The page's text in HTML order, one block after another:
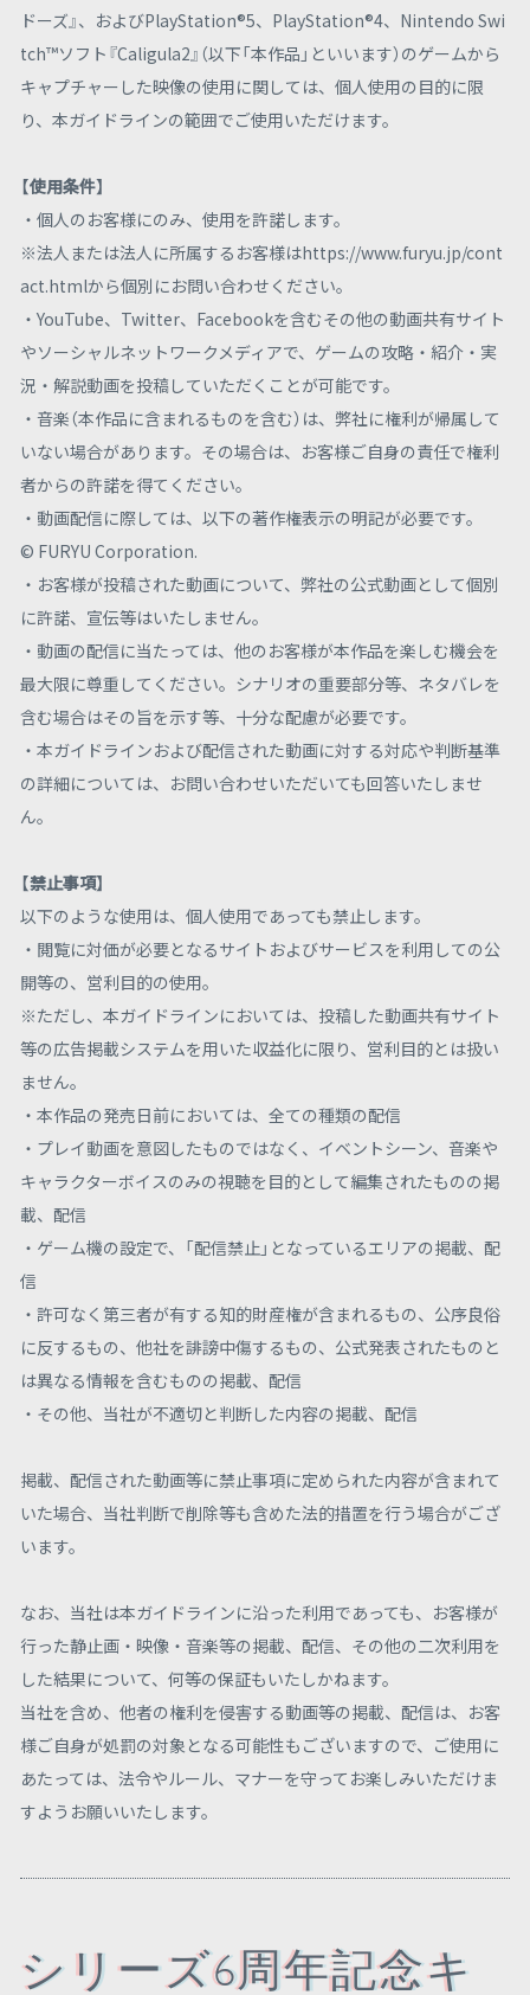
ドーズ』、およびPlayStation®5、PlayStation®4、Nintendo Swi
tch™ソフト『Caligula2』（以下「本作品」といいます）のゲームから
キャプチャーした映像の使用に関しては、個人使用の目的に限
り、本ガイドラインの範囲でご使用いただけます。
【使用条件】
・個人のお客様にのみ、使用を許諾します。
※法人または法人に所属するお客様はhttps://www.furyu.jp/cont
act.htmlから個別にお問い合わせください。
・YouTube、Twitter、Facebookを含むその他の動画共有サイト
やソーシャルネットワークメディアで、ゲームの攻略・紹介・実
況・解説動画を投稿していただくことが可能です。
・音楽（本作品に含まれるものを含む）は、弊社に権利が帰属して
いない場合があります。その場合は、お客様ご自身の責任で権利
者からの許諾を得てください。
・動画配信に際しては、以下の著作権表示の明記が必要です。
© FURYU Corporation.
・お客様が投稿された動画について、弊社の公式動画として個別
に許諾、宣伝等はいたしません。
・動画の配信に当たっては、他のお客様が本作品を楽しむ機会を
最大限に尊重してください。シナリオの重要部分等、ネタバレを
含む場合はその旨を示す等、十分な配慮が必要です。
・本ガイドラインおよび配信された動画に対する対応や判断基準
の詳細については、お問い合わせいただいても回答いたしませ
ん。
【禁止事項】
以下のような使用は、個人使用であっても禁止します。
・閲覧に対価が必要となるサイトおよびサービスを利用しての公
開等の、営利目的の使用。
※ただし、本ガイドラインにおいては、投稿した動画共有サイト
等の広告掲載システムを用いた収益化に限り、営利目的とは扱い
ません。
・本作品の発売日前においては、全ての種類の配信
・プレイ動画を意図したものではなく、イベントシーン、音楽や
キャラクターボイスのみの視聴を目的として編集されたものの掲
載、配信
・ゲーム機の設定で、「配信禁止」となっているエリアの掲載、配
信
・許可なく第三者が有する知的財産権が含まれるもの、公序良俗
に反するもの、他社を誹謗中傷するもの、公式発表されたものと
は異なる情報を含むものの掲載、配信
・その他、当社が不適切と判断した内容の掲載、配信
掲載、配信された動画等に禁止事項に定められた内容が含まれて
いた場合、当社判断で削除等も含めた法的措置を行う場合がござ
います。
なお、当社は本ガイドラインに沿った利用であっても、お客様が
行った静止画・映像・音楽等の掲載、配信、その他の二次利用を
した結果について、何等の保証もいたしかねます。
当社を含め、他者の権利を侵害する動画等の掲載、配信は、お客
様ご自身が処罰の対象となる可能性もございますので、ご使用に
あたっては、法令やルール、マナーを守ってお楽しみいただけま
すようお願いいたします。
シリーズ6周年記念キ